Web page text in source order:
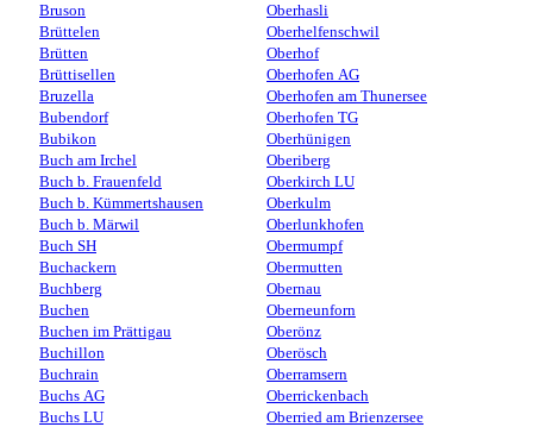
Bruson
Brüttelen
Brütten
Brüttisellen
Bruzella
Bubendorf
Bubikon
Buch am Irchel
Buch b. Frauenfeld
Buch b. Kümmertshausen
Buch b. Märwil
Buch SH
Buchackern
Buchberg
Buchen
Buchen im Prättigau
Buchillon
Buchrain
Buchs AG
Buchs LU
Oberhasli
Oberhelfenschwil
Oberhof
Oberhofen AG
Oberhofen am Thunersee
Oberhofen TG
Oberhünigen
Oberiberg
Oberkirch LU
Oberkulm
Oberlunkhofen
Obermumpf
Obermutten
Obernau
Oberneunforn
Oberönz
Oberösch
Oberramsern
Oberrickenbach
Oberried am Brienzersee